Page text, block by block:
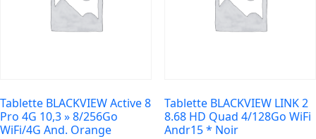
Tablette BLACKVIEW Active 8
Pro 4G 10,3 » 8/256Go
WiFi/4G And. Orange
Tablette BLACKVIEW LINK 2
8.68 HD Quad 4/128Go WiFi
Andr15 * Noir